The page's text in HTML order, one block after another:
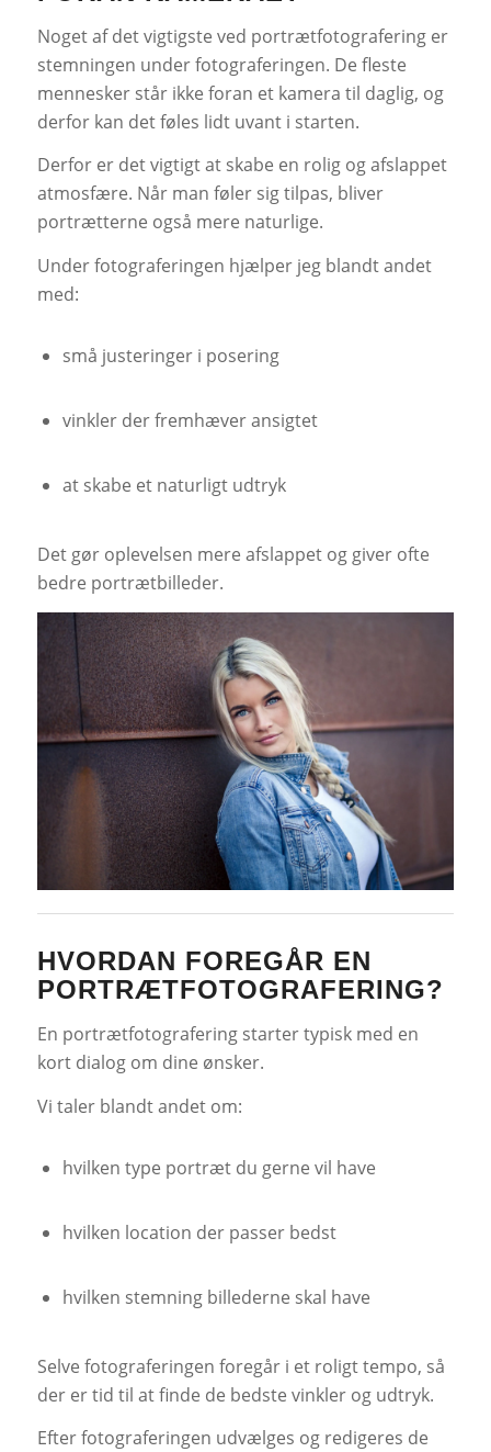
Noget af det vigtigste ved portrætfotografering er
stemningen under fotograferingen. De fleste
mennesker står ikke foran et kamera til daglig, og
derfor kan det føles lidt uvant i starten.
Derfor er det vigtigt at skabe en rolig og afslappet
atmosfære. Når man føler sig tilpas, bliver
portrætterne også mere naturlige.
Under fotograferingen hjælper jeg blandt andet
med:
små justeringer i posering
vinkler der fremhæver ansigtet
at skabe et naturligt udtryk
Det gør oplevelsen mere afslappet og giver ofte
bedre portrætbilleder.
HVORDAN FOREGÅR EN
PORTRÆTFOTOGRAFERING?
En portrætfotografering starter typisk med en
kort dialog om dine ønsker.
Vi taler blandt andet om:
hvilken type portræt du gerne vil have
hvilken location der passer bedst
hvilken stemning billederne skal have
Selve fotograferingen foregår i et roligt tempo, så
der er tid til at finde de bedste vinkler og udtryk.
Efter fotograferingen udvælges og redigeres de